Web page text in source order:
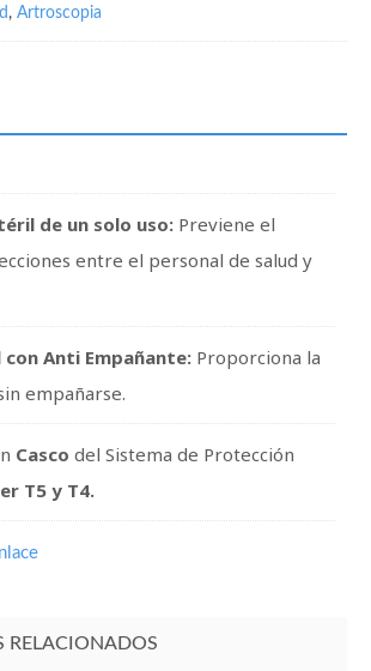
, Artroscopia
de un solo uso: Previene el
entre el personal de salud y
con Anti Empañante: Proporciona la
empañarse.
Casco del Sistema de Protección
T5 y T4.
RELACIONADOS